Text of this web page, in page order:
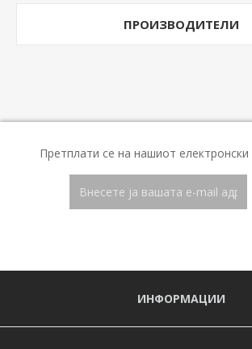
ПРОИЗВОДИТЕЛИ
Претплати се на нашиот
ИНФОРМАЦИИ